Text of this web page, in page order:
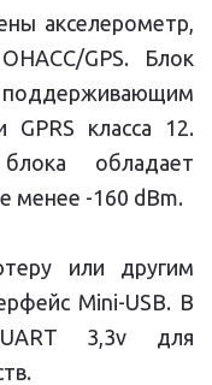
акселерометр,
GPS. Блок
GPRS класса 12.
обладает
менее -160 dBm.
или другим
Mini-USB. В
3,3v для